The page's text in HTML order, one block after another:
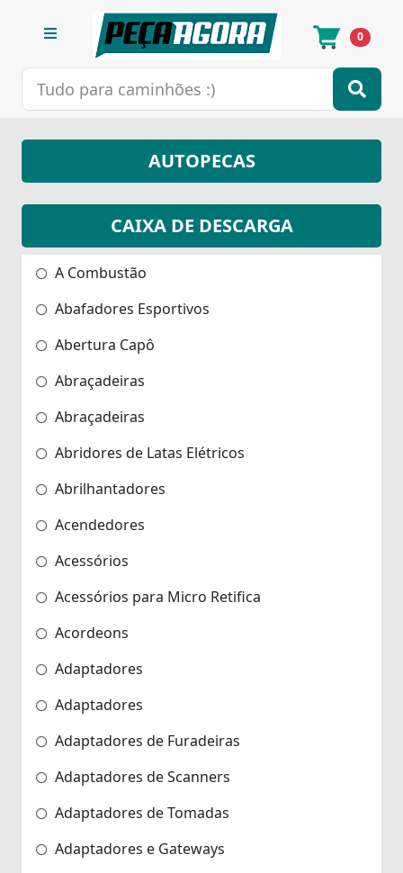
0
AUTOPECAS
CAIXA DE DESCARGA
A Combustão
Abafadores Esportivos
Abertura Capô
Abraçadeiras
Abraçadeiras
Abridores de Latas Elétricos
Abrilhantadores
Acendedores
Acessórios
Acessórios para Micro Retifica
Acordeons
Adaptadores
Adaptadores
Adaptadores de Furadeiras
Adaptadores de Scanners
Adaptadores de Tomadas
Adaptadores e Gateways